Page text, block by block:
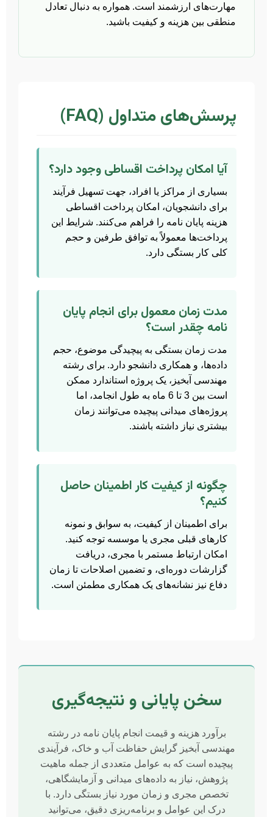
مهارت‌های ارزشمند است. همواره به دنبال تعادل
منطقی بین هزینه و کیفیت باشید.
پرسش‌های متداول (FAQ)
آیا امکان پرداخت اقساطی وجود دارد؟
بسیاری از مراکز یا افراد، جهت تسهیل فرآیند
برای دانشجویان، امکان پرداخت اقساطی
هزینه پایان نامه را فراهم می‌کنند. شرایط این
پرداخت‌ها معمولاً به توافق طرفین و حجم
کلی کار بستگی دارد.
مدت زمان معمول برای انجام پایان
نامه چقدر است؟
مدت زمان بستگی به پیچیدگی موضوع، حجم
داده‌ها، و همکاری دانشجو دارد. برای رشته
مهندسی آبخیز، یک پروژه استاندارد ممکن
است بین 3 تا 6 ماه به طول انجامد، اما
پروژه‌های میدانی پیچیده می‌توانند زمان
بیشتری نیاز داشته باشند.
چگونه از کیفیت کار اطمینان حاصل
کنیم؟
برای اطمینان از کیفیت، به سوابق و نمونه
کارهای قبلی مجری یا موسسه توجه کنید.
امکان ارتباط مستمر با مجری، دریافت
گزارشات دوره‌ای، و تضمین اصلاحات تا زمان
دفاع نیز نشانه‌های یک همکاری مطمئن است.
سخن پایانی و نتیجه‌گیری
برآورد هزینه و قیمت انجام پایان نامه در رشته
مهندسی آبخیز گرایش حفاظت آب و خاک، فرآیندی
پیچیده است که به عوامل متعددی از جمله ماهیت
پژوهش، نیاز به داده‌های میدانی و آزمایشگاهی،
تخصص مجری و زمان مورد نیاز بستگی دارد. با
درک این عوامل و برنامه‌ریزی دقیق، می‌توانید